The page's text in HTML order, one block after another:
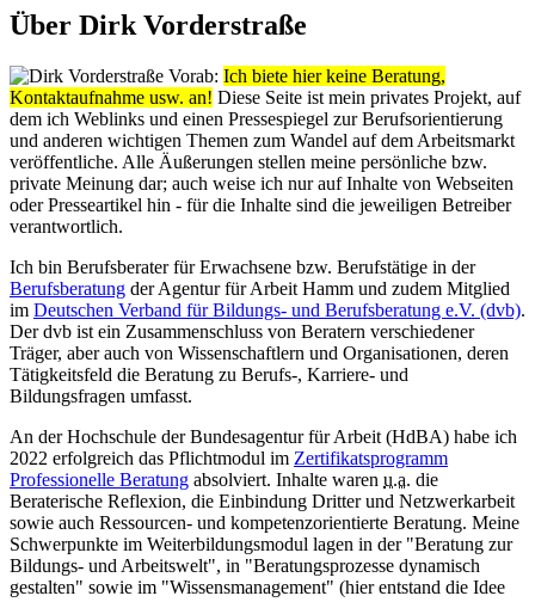
Über Dirk Vorderstraße
Vorab: Ich biete hier keine Beratung,
Kontaktaufnahme usw. an! Diese Seite ist mein privates Projekt, auf
dem ich Weblinks und einen Pressespiegel zur Berufsorientierung
und anderen wichtigen Themen zum Wandel auf dem Arbeitsmarkt
veröffentliche. Alle Äußerungen stellen meine persönliche bzw.
private Meinung dar; auch weise ich nur auf Inhalte von Webseiten
oder Presseartikel hin - für die Inhalte sind die jeweiligen Betreiber
verantwortlich.
Ich bin Berufsberater für Erwachsene bzw. Berufstätige in der
Berufsberatung der Agentur für Arbeit Hamm und zudem Mitglied
im Deutschen Verband für Bildungs- und Berufsberatung e.V. (dvb).
Der dvb ist ein Zusammenschluss von Beratern verschiedener
Träger, aber auch von Wissenschaftlern und Organisationen, deren
Tätigkeitsfeld die Beratung zu Berufs-, Karriere- und
Bildungsfragen umfasst.
An der Hochschule der Bundesagentur für Arbeit (HdBA) habe ich
2022 erfolgreich das Pflichtmodul im Zertifikatsprogramm
Professionelle Beratung absolviert. Inhalte waren u.a. die
Beraterische Reflexion, die Einbindung Dritter und Netzwerkarbeit
sowie auch Ressourcen- und kompetenzorientierte Beratung. Meine
Schwerpunkte im Weiterbildungsmodul lagen in der "Beratung zur
Bildungs- und Arbeitswelt", in "Beratungsprozesse dynamisch
gestalten" sowie im "Wissensmanagement" (hier entstand die Idee